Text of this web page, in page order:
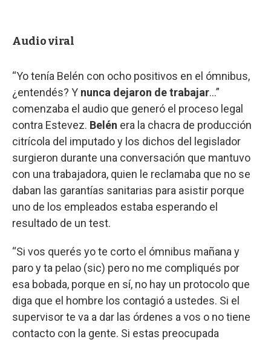
Audio viral
“Yo tenía Belén con ocho positivos en el ómnibus,
¿entendés? Y nunca dejaron de trabajar…”
comenzaba el audio que generó el proceso legal
contra Estevez. Belén era la chacra de producción
citrícola del imputado y los dichos del legislador
surgieron durante una conversación que mantuvo
con una trabajadora, quien le reclamaba que no se
daban las garantías sanitarias para asistir porque
uno de los empleados estaba esperando el
resultado de un test.
“Si vos querés yo te corto el ómnibus mañana y
paro y ta pelao (sic) pero no me compliqués por
esa bobada, porque en sí, no hay un protocolo que
diga que el hombre los contagió a ustedes. Si el
supervisor te va a dar las órdenes a vos o no tiene
contacto con la gente. Si estas preocupada